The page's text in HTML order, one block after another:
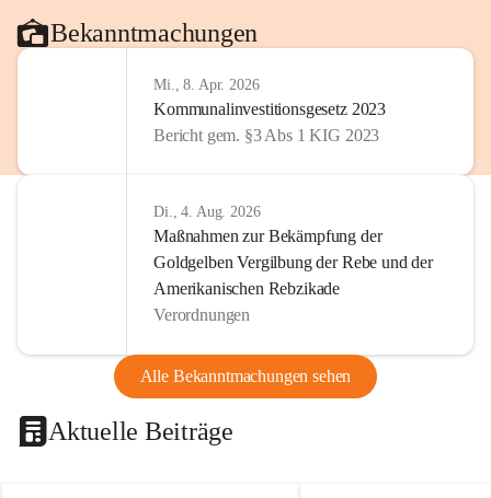
Bekanntmachungen
Mi., 8. Apr. 2026
Kommunalinvestitionsgesetz 2023
Bericht gem. §3 Abs 1 KIG 2023
Di., 4. Aug. 2026
Maßnahmen zur Bekämpfung der
Goldgelben Vergilbung der Rebe und der
Amerikanischen Rebzikade
Verordnungen
Alle Bekanntmachungen sehen
Aktuelle Beiträge